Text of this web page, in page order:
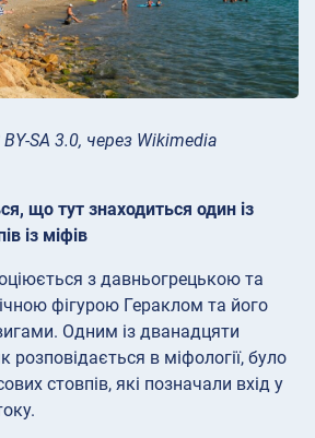
SA 3.0, через Wikimedia
що тут знаходиться один із
із міфів
з давньогрецькою та
фігурою Гераклом та його
Одним із дванадцяти
розповідається в міфології, було
стовпів, які позначали вхід у